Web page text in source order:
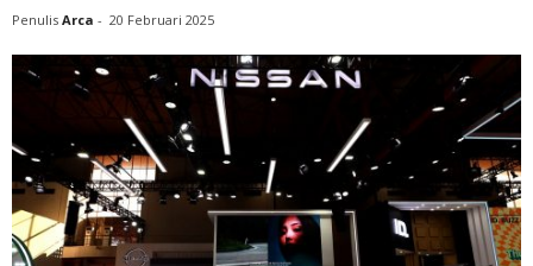
Penulis Arca - 20 Februari 2025